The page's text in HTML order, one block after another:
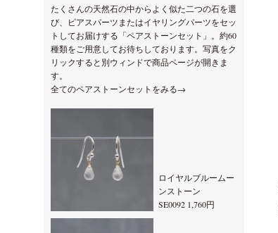
たくさんの天然石の中からよく似た二つの石を選
び、ピアスパーツまたはイヤリングパーツをセッ
トしてお届けする「ペアストーンセット」。約60
種類をご用意してお待ちしております。写真をク
リックすると別ウィンドで商品ページが開きま
す。
全てのペアストーンセットをみる→
ロイヤルブルームー
ンストーン
SE0092 1,760円